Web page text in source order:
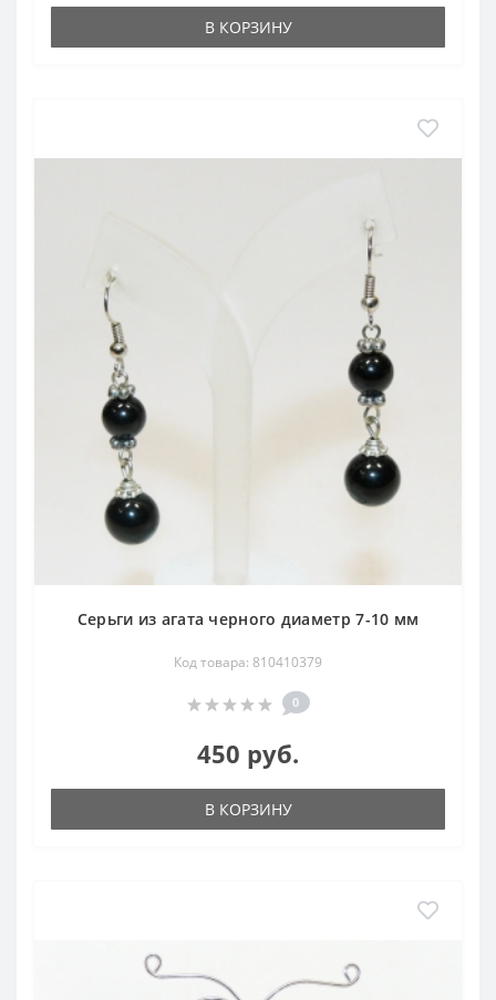
В КОРЗИНУ
Серьги из агата черного диаметр 7-10 мм
Код товара: 810410379
0
450 руб.
В КОРЗИНУ